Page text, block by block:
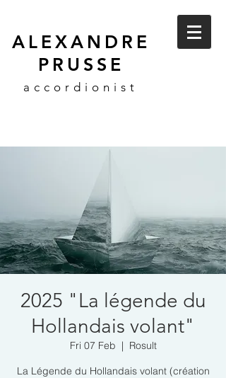
ALEXANDRE
PRUSSE
accordionist
2025 "La légende du
Hollandais volant"
Fri 07 Feb
  |
Rosult
La Légende du Hollandais volant (création